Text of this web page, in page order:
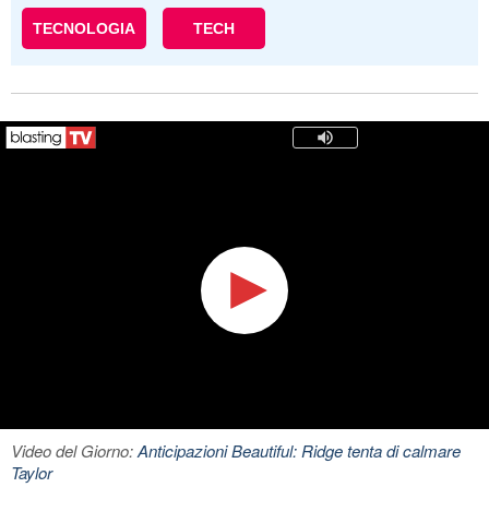
TECNOLOGIA TECH
Video del Giorno:Anticipazioni Beautiful: Ridge tenta di calmare
Taylor